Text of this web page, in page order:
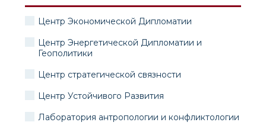
Центр Экономической Дипломатии
Центр Энергетической Дипломатии и
Геополитики
Центр стратегической связности
Центр Устойчивого Развития
Лаборатория антропологии и конфликтологии